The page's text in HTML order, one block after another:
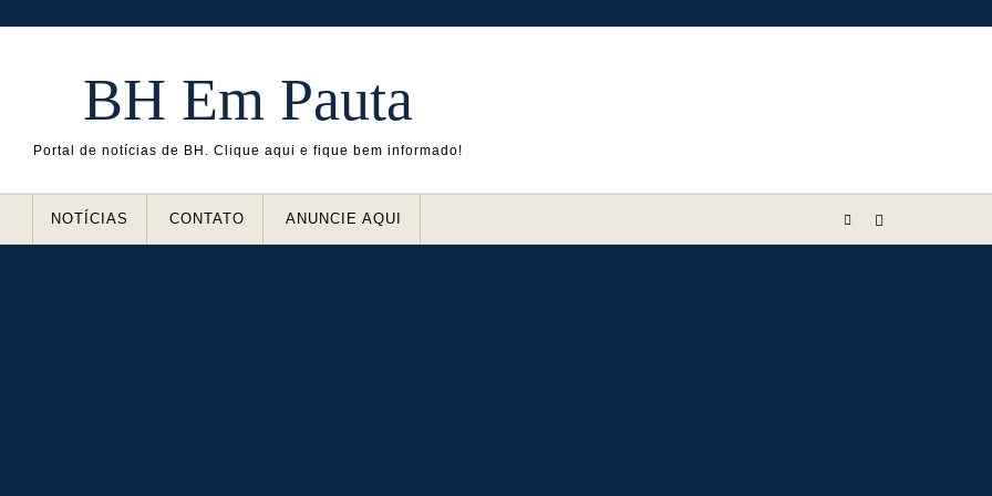
BH Em Pauta
Portal de notícias de BH. Clique aqui e fique bem informado!
NOTÍCIAS CONTATO ANUNCIE AQUI